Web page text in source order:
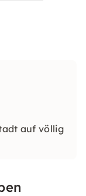
auf völlig